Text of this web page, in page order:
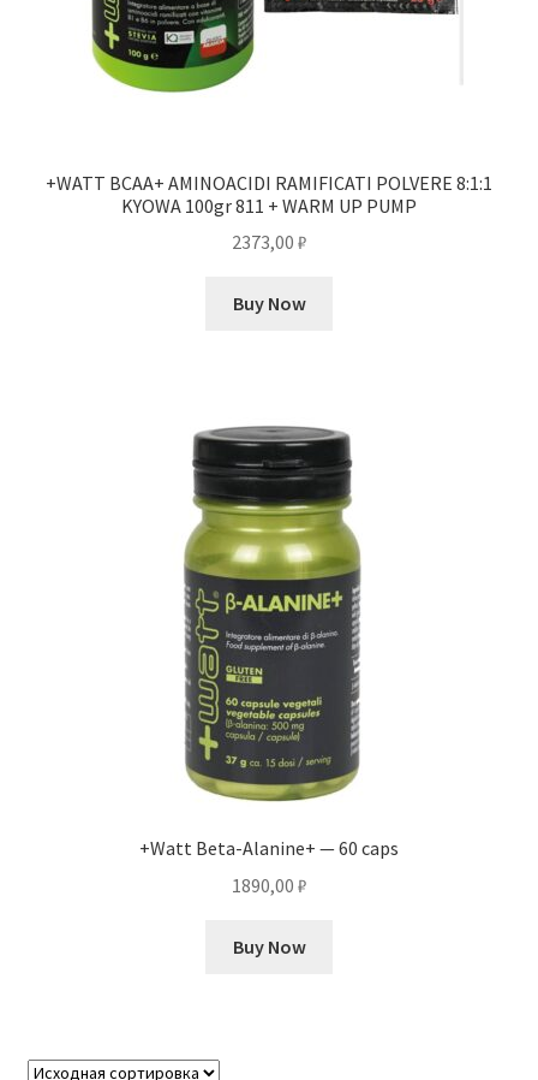
+WATT BCAA+ AMINOACIDI RAMIFICATI POLVERE 8:1:1
KYOWA 100gr 811 + WARM UP PUMP
2373,00 ₽
Buy Now
+Watt Beta-Alanine+ — 60 caps
1890,00 ₽
Buy Now